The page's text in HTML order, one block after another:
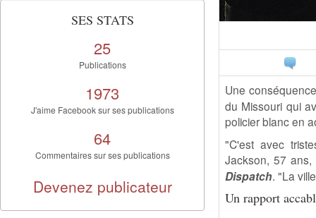
Une
du Missouri qui
policier blanc en
"C'est avec
Jackson, 57
Dispatch. "La
Un rapport
SES STATS
25
Publications
1973
J'aime Facebook sur ses publications
64
Commentaires sur ses publications
Devenez publicateur